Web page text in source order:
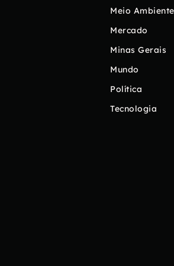
Meio Ambiente
Mercado
Minas Gerais
Mundo
Política
Tecnologia